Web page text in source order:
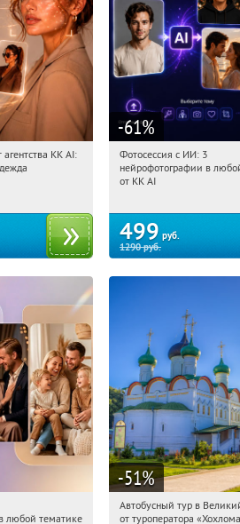
Купили:64
KK AI:
-61%
09:34:59
Россия
Фотосессия с ИИ: 3
нейрофотографии в
от KK AI
499 руб.
1290руб.
любой тематике
-51%
09:34:59
Автобусный тур в
от туроператора